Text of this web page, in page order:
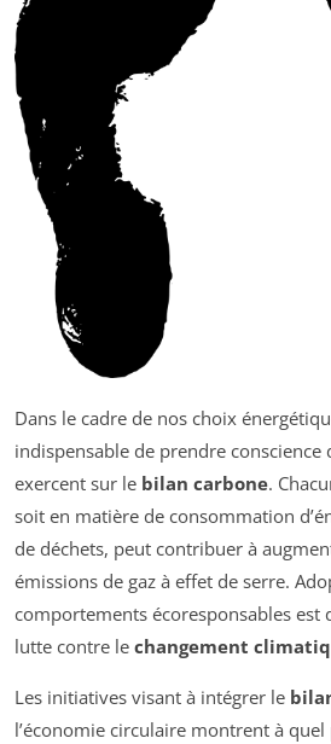
Dans le cadre de nos choix
indispensable de prendre conscience
exercent sur le bilan carbone.
soit en matière de consommation
de déchets, peut contribuer à
émissions de gaz à effet de serre.
comportements écoresponsables est
lutte contre le changement
Les initiatives visant à intégrer le
l’économie circulaire montrent à